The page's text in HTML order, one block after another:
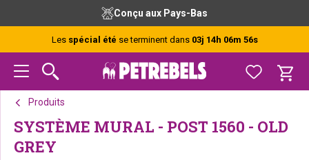
navigation
principale
principal
de
page
Conçu aux Pays-Bas
Les spécial été se terminent dans 03j 14h 06m 56s
Produits
SYSTÈME MURAL - POST 1560 - OLD
GREY